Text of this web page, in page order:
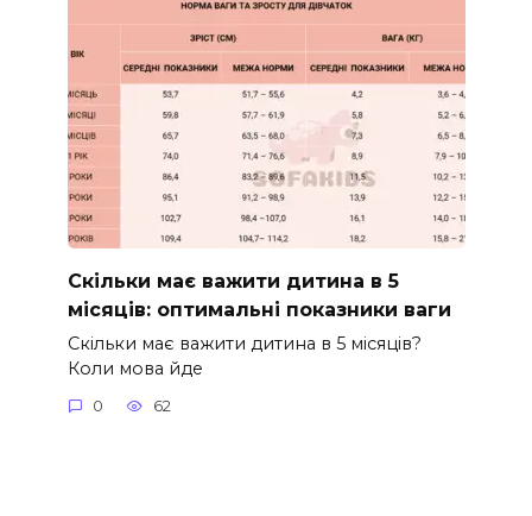
Скільки має важити дитина в 5
місяців: оптимальні показники ваги
Скільки має важити дитина в 5 місяців?
Коли мова йде
0 62